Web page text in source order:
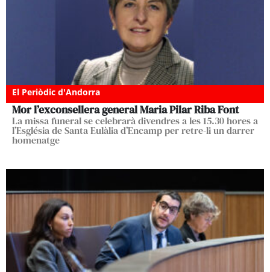
El Periòdic d'Andorra
Mor l’exconsellera general Maria Pilar Riba Font
La missa funeral se celebrarà divendres a les 15.30 hores a
l’Església de Santa Eulàlia d’Encamp per retre-li un darrer
homenatge